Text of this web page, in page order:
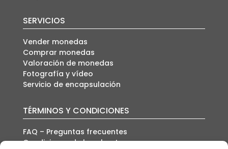
SERVICIOS
Vender monedas
Comprar monedas
Valoración de monedas
Fotografía y vídeo
Servicio de encapsulación
TÉRMINOS Y CONDICIONES
FAQ – Preguntas frecuentes
Condiciones de la subasta